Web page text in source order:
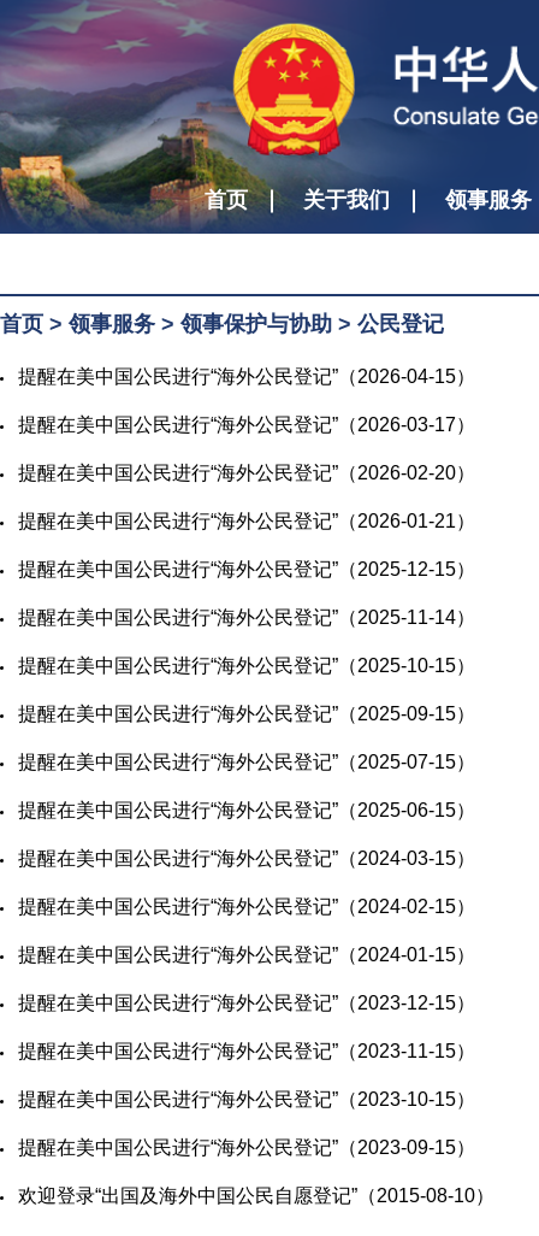
首页 关于我们 领事服务
首页 > 领事服务 > 领事保护与协助 > 公民登记
​提醒在美中国公民进行“海外公民登记”（2026-04-15）
​提醒在美中国公民进行“海外公民登记”（2026-03-17）
​提醒在美中国公民进行“海外公民登记”（2026-02-20）
​提醒在美中国公民进行“海外公民登记”（2026-01-21）
​提醒在美中国公民进行“海外公民登记”（2025-12-15）
​提醒在美中国公民进行“海外公民登记”（2025-11-14）
​提醒在美中国公民进行“海外公民登记”（2025-10-15）
​提醒在美中国公民进行“海外公民登记”（2025-09-15）
​提醒在美中国公民进行“海外公民登记”（2025-07-15）
​提醒在美中国公民进行“海外公民登记”（2025-06-15）
​提醒在美中国公民进行“海外公民登记”（2024-03-15）
​提醒在美中国公民进行“海外公民登记”（2024-02-15）
​提醒在美中国公民进行“海外公民登记”（2024-01-15）
​提醒在美中国公民进行“海外公民登记”（2023-12-15）
​提醒在美中国公民进行“海外公民登记”（2023-11-15）
​提醒在美中国公民进行“海外公民登记”（2023-10-15）
​提醒在美中国公民进行“海外公民登记”（2023-09-15）
​欢迎登录“出国及海外中国公民自愿登记”（2015-08-10）